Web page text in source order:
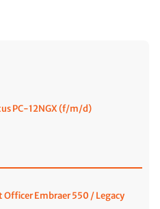
PC-12NGX (f/m/d)
Embraer 550 / Legacy